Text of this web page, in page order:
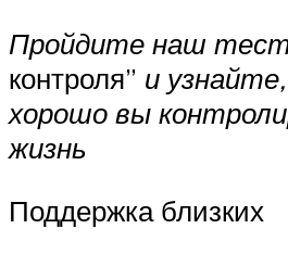
Пройдите наш
контроля” и
хорошо вы
жизнь
Поддержка близких